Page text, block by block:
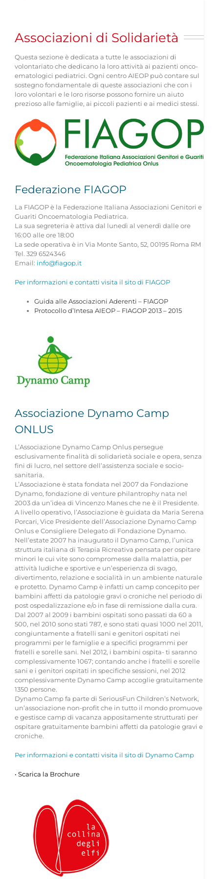
FAMIGLIE
FIEOP
PATROCINIO
CONTATTI
Associazioni di Solidarietà
Questa sezione è dedicata a tutte le associazioni di
volontariato che dedicano la loro attività ai pazienti onco-
ematologici pediatrici. Ogni centro AIEOP può contare sul
sostegno fondamentale di queste associazioni che con i
loro volontari e le loro risorse possono fornire un aiuto
prezioso alle famiglie, ai piccoli pazienti e ai medici stessi.
Federazione FIAGOP
La FIAGOP è la Federazione Italiana Associazioni Genitori e
Guariti Oncoematologia Pediatrica.
La sua segreteria è attiva dal lunedì al venerdì dalle ore
16:00 alle ore 18:00
La sede operativa è in Via Monte Santo, 52, 00195 Roma RM
Tel. 329 6524346
Email: info@fiagop.it
Per informazioni e contatti visita il sito di FIAGOP
Guida alle Associazioni Aderenti – FIAGOP
Protocollo d’Intesa AIEOP – FIAGOP 2013 – 2015
Associazione Dynamo Camp
ONLUS
L’Associazione Dynamo Camp Onlus persegue
esclusivamente finalità di solidarietà sociale e opera, senza
fini di lucro, nel settore dell’assistenza sociale e socio-
sanitaria.
L’Associazione è stata fondata nel 2007 da Fondazione
Dynamo, fondazione di venture philantrophy nata nel
2003 da un’idea di Vincenzo Manes che ne è il Presidente.
A livello operativo, l’Associazione è guidata da Maria Serena
Porcari, Vice Presidente dell’Associazione Dynamo Camp
Onlus e Consigliere Delegato di Fondazione Dynamo.
Nell’estate 2007 ha inaugurato il Dynamo Camp, l’unica
struttura italiana di Terapia Ricreativa pensata per ospitare
minori le cui vite sono compromesse dalla malattia, per
attività ludiche e sportive e un’esperienza di svago,
divertimento, relazione e socialità in un ambiente naturale
e protetto. Dynamo Camp è infatti un camp concepito per
bambini affetti da patologie gravi o croniche nel periodo di
post ospedalizzazione e/o in fase di remissione dalla cura.
Dal 2007 al 2009 i bambini ospitati sono passati da 60 a
500, nel 2010 sono stati 787, e sono stati quasi 1000 nel 2011,
congiuntamente a fratelli sani e genitori ospitati nei
programmi per le famiglie e a specifici programmi per
fratelli e sorelle sani. Nel 2012, i bambini ospita- ti saranno
complessivamente 1067; contando anche i fratelli e sorelle
sani e i genitori ospitati in specifiche sessioni, nel 2012
complessivamente Dynamo Camp accoglie gratuitamente
1350 persone.
Dynamo Camp fa parte di SeriousFun Children’s Network,
un’associazione non-profit che in tutto il mondo promuove
e gestisce camp di vacanza appositamente strutturati per
ospitare gratuitamente bambini affetti da patologie gravi e
croniche.
Per informazioni e contatti visita il sito di Dynamo Camp
• Scarica la Brochure